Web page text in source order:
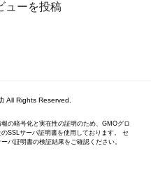
ューを投稿
All Rights Reserved.
の暗号化と実在性の証明のため、GMOグロ
SSLサーバ証明書を使用しております。 セ
バ証明書の検証結果をご確認ください。